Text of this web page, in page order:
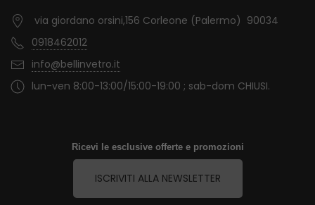
via giordano orsini,156 Corleone (Palermo) 90034
0918462012
info@bellinvetro.it
lun-ven 8:00-13:00/15:00-19:00 ; sab-dom CHIUSI.
Ricevi le esclusive offerte e promozioni
ISCRIVITI ALLA NEWSLETTER